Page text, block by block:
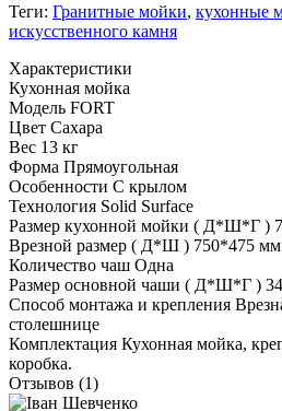
Теги: Гранитные мойки, кухонные
искусственного камня
Характеристики
Кухонная мойка
Модель FORT
Цвет Сахара
Вес 13 кг
Форма Прямоугольная
Особенности С крылом
Технология Solid Surface
Размер кухонной мойки ( Д*Ш*Г )
Врезной размер ( Д*Ш ) 750*475 мм
Количество чаш Одна
Размер основной чаши ( Д*Ш*Г )
Способ монтажа и крепления
столешнице
Комплектация Кухонная мойка,
коробка.
Отзывов (1)